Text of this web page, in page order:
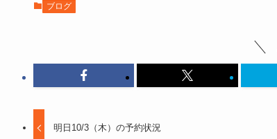
ブログ
明日10/3（木）の予約状況